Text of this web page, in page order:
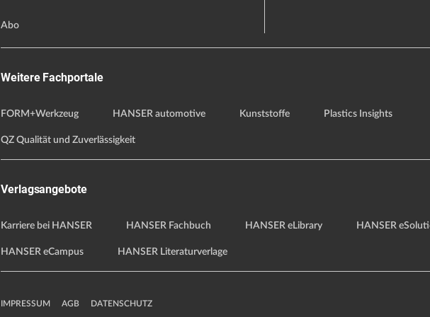
Abo
Weitere Fachportale
FORM+Werkzeug HANSER automotive Kunststoffe Plastics Insights
QZ Qualität und Zuverlässigkeit
Verlagsangebote
Karriere bei HANSER HANSER Fachbuch HANSER eLibrary HANSER
HANSER eCampus HANSER Literaturverlage
IMPRESSUM AGB DATENSCHUTZ